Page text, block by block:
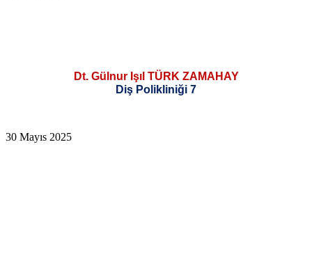
Dt. Gülnur Işıl TÜRK ZAMAHAY
Diş Polikliniği 7
30 Mayıs 2025